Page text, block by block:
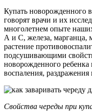
Купать новорожденного
говорят врачи и их
многолетнем опыте
А и C, железа, марганца,
растение
подсушивающими
новорожденного ребенка
воспаления,
Свойства череды при